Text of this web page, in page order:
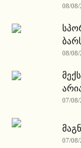
08/08/
08/08/
07/08/
07/08/